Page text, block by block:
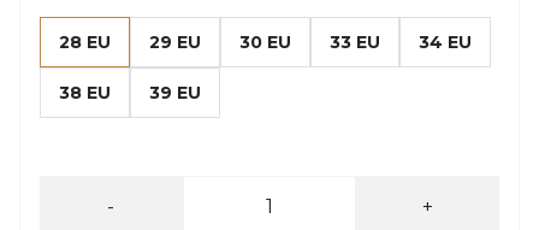
28 EU 29 EU 30 EU 33 EU 34 EU
38 EU 39 EU
- +